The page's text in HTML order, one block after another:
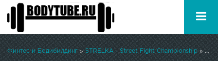
Финтес и Бодибилдинг »STRELKA - Street Fight Championship » Король Юга против Южного Серфера